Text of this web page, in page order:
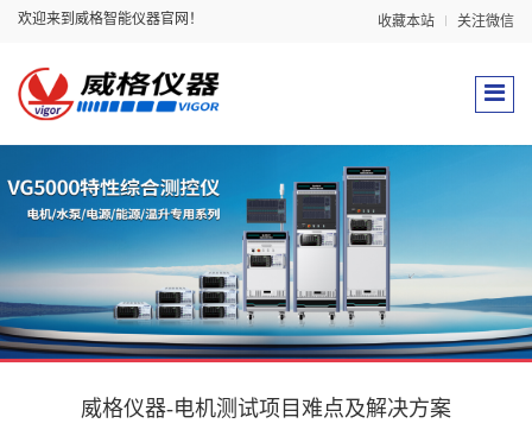
欢迎来到威格智能仪器官网！ 收藏本站 关注微信
威格仪器-电机测试项目难点及解决方案